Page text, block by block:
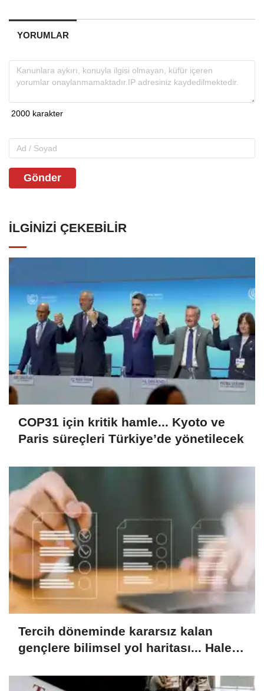
YORUMLAR
Gönder
İLGINIZI ÇEKEBILIR
COP31 için kritik hamle... Kyoto ve
Paris süreçleri Türkiye’de yönetilecek
Tercih döneminde kararsız kalan
gençlere bilimsel yol haritası... Halen